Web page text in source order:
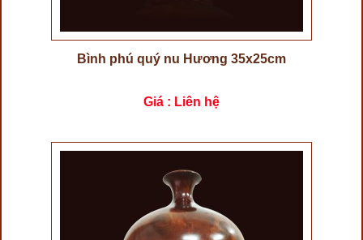
Bình phú quý nu Hương 35x25cm
Giá : Liên hệ